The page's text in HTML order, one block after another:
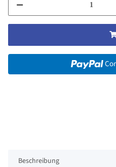
Beschreibung